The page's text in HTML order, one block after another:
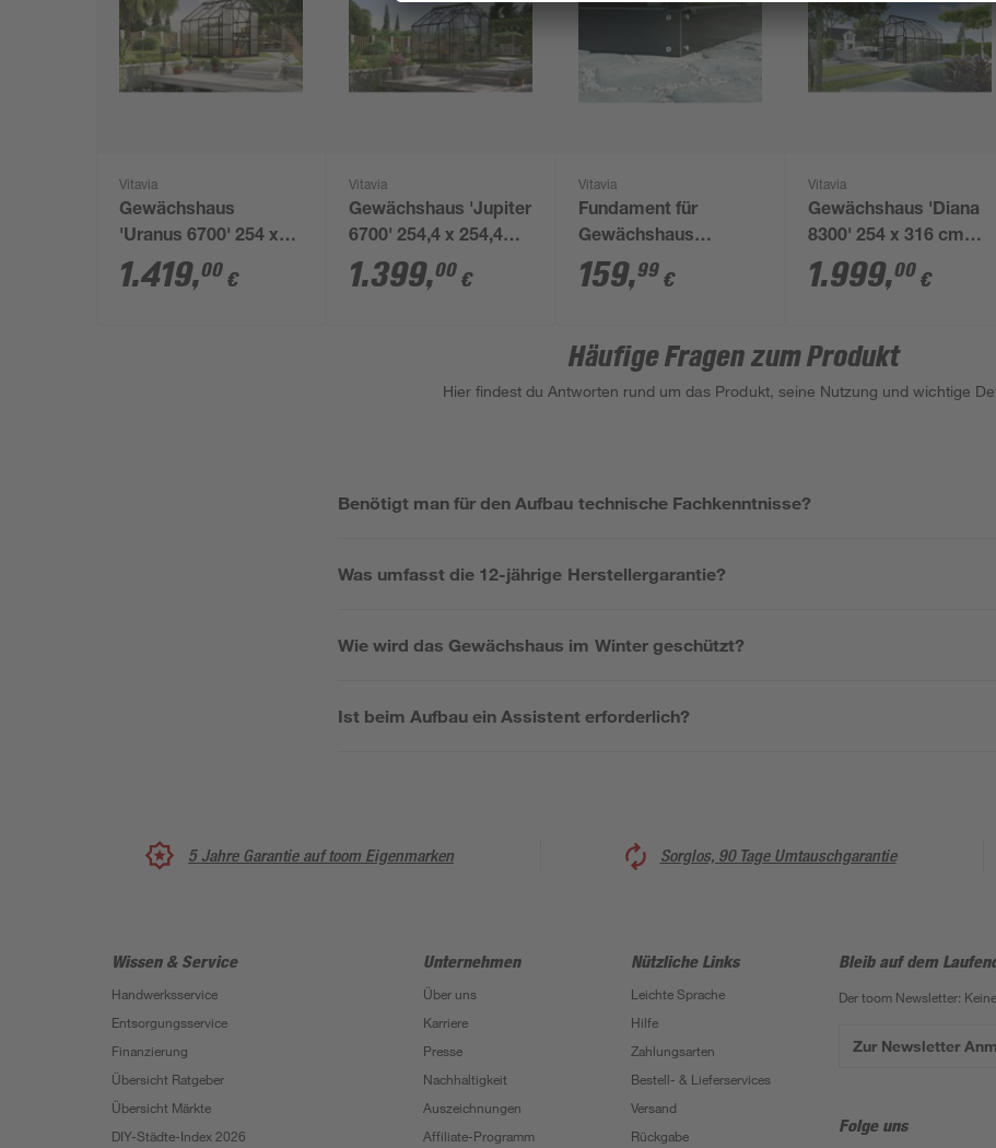
Vitavia
Gewächshaus
'Uranus 6700' 254 x
254 cm mit 6 mm
Hohlkammerplatten
1.419,00 €
Vitavia
Gewächshaus 'Jupiter
6700' 254,4 x 254,4
cm mit 4 mm
Hohlkammerplatten
1.399,00 €
Vitavia
Fundament für
Gewächshaus
'Calypso 4400'
schwarz
159,99 €
Vitavia
Gewächshaus 'Diana
8300' 254 x 316 cm
mit 4 mm
Hohlkammerplatten
1.999,00 €
Häufige Fragen zum Produkt
Hier findest du Antworten rund um das Produkt, seine Nutzung und wichtige
Benötigt man für den Aufbau technische Fachkenntnisse?
Was umfasst die 12-jährige Herstellergarantie?
Wie wird das Gewächshaus im Winter geschützt?
Ist beim Aufbau ein Assistent erforderlich?
5 Jahre Garantie auf toom Eigenmarken Sorglos, 90 Tage Umtauschgarantie
Wissen & Service
Handwerksservice
Entsorgungsservice
Finanzierung
Übersicht Ratgeber
Übersicht Märkte
DIY-Städte-Index 2026
Unternehmen
Über uns
Karriere
Presse
Nachhaltigkeit
Auszeichnungen
Affiliate-Programm
Nützliche Links
Leichte Sprache
Hilfe
Zahlungsarten
Bestell- & Lieferservices
Versand
Rückgabe
Bleib auf dem
Der toom Newsletter:
Zur Newsletter
Folge uns